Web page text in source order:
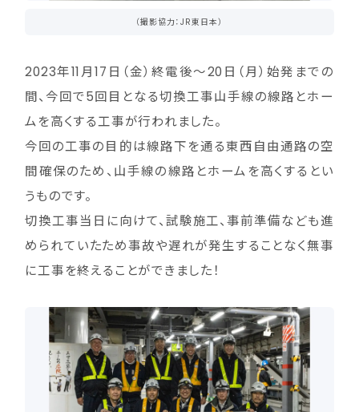
（撮影協力：JR東日本）
2023年11月17日（金）終電後～20日（月）始発までの
間、今回で5回目となる切換工事山手線の線路とホー
ムを高くする工事が行われました。
今回の工事の目的は線路下を通る東西自由通路の空
間確保のため、山手線の線路とホームを高くするとい
うものです。
切換工事当日に向けて、試験施工、事前準備なども進
められていたため事故や遅れが発生することなく無事
に工事を終えることができました！